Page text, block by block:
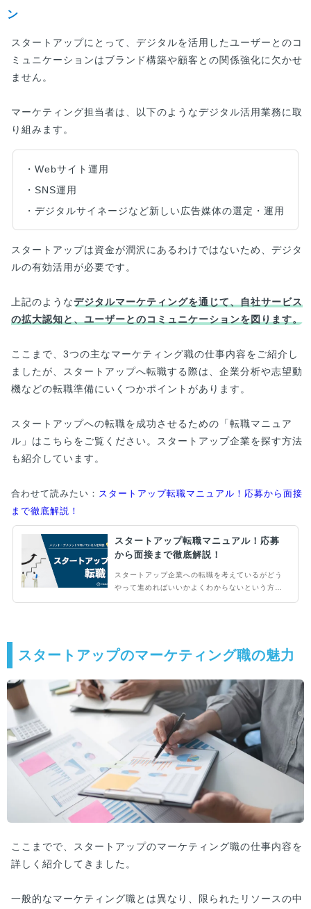
ン
スタートアップにとって、デジタルを活用したユーザーとのコ
ミュニケーションはブランド構築や顧客との関係強化に欠かせ
ません。
マーケティング担当者は、以下のようなデジタル活用業務に取
り組みます。
・Webサイト運用
・SNS運用
・デジタルサイネージなど新しい広告媒体の選定・運用
スタートアップは資金が潤沢にあるわけではないため、デジタ
ルの有効活用が必要です。
上記のようなデジタルマーケティングを通じて、自社サービス
の拡大認知と、ユーザーとのコミュニケーションを図ります。
ここまで、3つの主なマーケティング職の仕事内容をご紹介し
ましたが、スタートアップへ転職する際は、企業分析や志望動
機などの転職準備にいくつかポイントがあります。
スタートアップへの転職を成功させるための「転職マニュア
ル」はこちらをご覧ください。スタートアップ企業を探す方法
も紹介しています。
合わせて読みたい： スタートアップ転職マニュアル！応募から面接
まで徹底解説！
スタートアップ転職マニュアル！応募
から面接まで徹底解説！
スタートアップ企業への転職を考えているがどう
やって進めればいいかよくわからないという方に
覧ください。
スタートアップのマーケティング職の魅力
ここまでで、スタートアップのマーケティング職の仕事内容を
詳しく紹介してきました。
一般的なマーケティング職とは異なり、限られたリソースの中